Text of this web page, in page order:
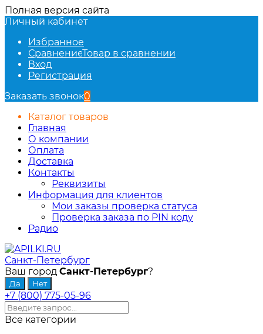
Полная версия сайта
Личный кабинет
Избранное
СравнениеТовар в сравнении
Вход
Регистрация
Заказать звонок0
Каталог товаров
Главная
О компании
Оплата
Доставка
Контакты
Реквизиты
Информация для клиентов
Мои заказы проверка статуса
Проверка заказа по PIN коду
Радио
Санкт-Петербург
Ваш город Санкт-Петербург?
+7 (800) 775-05-96
Все категории